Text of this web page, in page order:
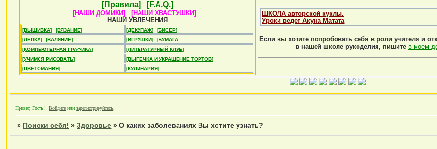
[Правила]
[F.A.Q.]
[НАШИ ДОМИКИ]
[НАШИ ХВАСТУШКИ]
НАШИ УВЛЕЧЕНИЯ
[ВЫШИВКА] [ВЯЗАНИЕ] [ДЕКУПАЖ]
[БИСЕР]
[ЛЕПКА]
[ВАЛЯНИЕ] [ИГРУШКИ]
[БУМАГА]
[КОМПЬЮТЕРНАЯ ГРАФИКА]
[ЛИТЕРАТУРНЫЙ КЛУБ]
[УЧИМСЯ РИСОВАТЬ]
[ВЫПЕЧКА И УКРАШЕНИЕ ТОРТОВ]
[ЦВЕТОМАНИЯ]
[КУЛИНАРИЯ]
ШКОЛА авторской куклы.
Уроки ведет Акуна Матата
Если вы хотите попробовать себя в роли учителя и
в нашей школе рукоделия, пишите в моем
Привет, Гость! Войдите илизарегистрируйтесь
» Поиски себя! »Здоровье »О каких заболеваниях Вы хотите узнать?